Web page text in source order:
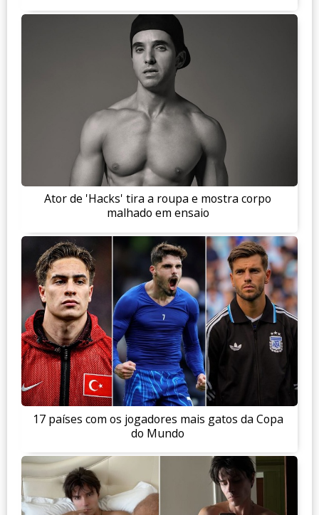
Ator de 'Hacks' tira a roupa e mostra corpo
malhado em ensaio
17 países com os jogadores mais gatos da Copa
do Mundo